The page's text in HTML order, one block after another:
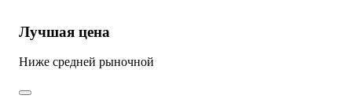
Лучшая цена
Ниже средней рыночной